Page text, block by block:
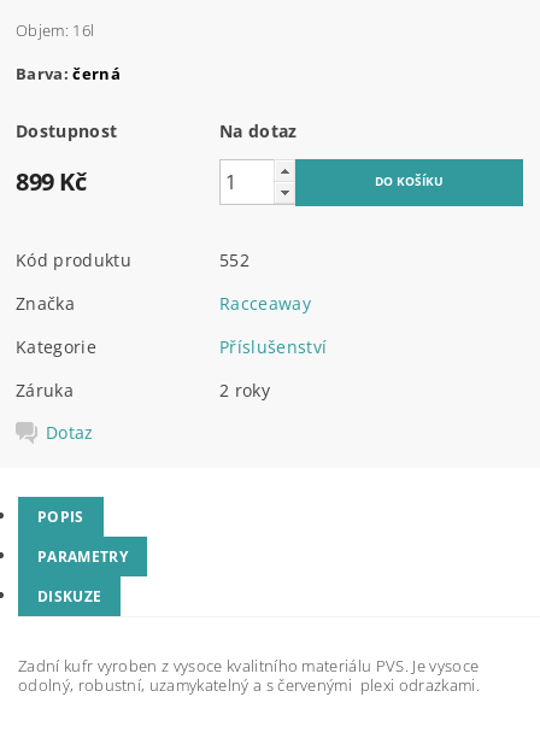
Objem: 16l
Barva:černá
Dostupnost Na dotaz
899 Kč
Kód produktu
552
Značka
Racceaway
Kategorie
Příslušenství
Záruka
2 roky
Dotaz
POPIS
PARAMETRY
DISKUZE
Zadní kufr vyroben z vysoce kvalitního materiálu PVS. Je vysoce
odolný, robustní, uzamykatelný a sčervenými plexi odrazkami.